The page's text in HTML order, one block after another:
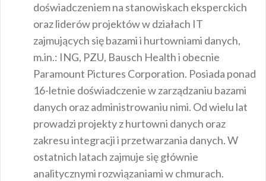
doświadczeniem na stanowiskach eksperckich
oraz liderów projektów w działach IT
zajmujących się bazami i hurtowniami danych,
m.in.: ING, PZU, Bausch Health i obecnie
Paramount Pictures Corporation. Posiada ponad
16-letnie doświadczenie w zarządzaniu bazami
danych oraz administrowaniu nimi. Od wielu lat
prowadzi projekty z hurtowni danych oraz
zakresu integracji i przetwarzania danych. W
ostatnich latach zajmuje się głównie
analitycznymi rozwiązaniami w chmurach.